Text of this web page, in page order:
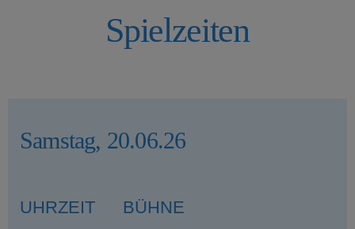
Spielzeiten
Samstag, 20.06.26
UHRZEIT
BÜHNE